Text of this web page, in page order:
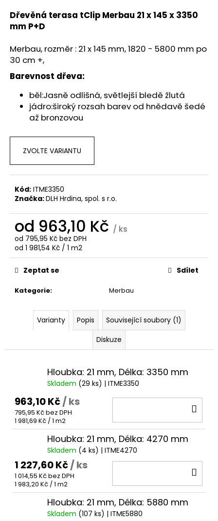
Dřevěná terasa tClip Merbau 21 x 145 x 3350
mm P+D
Merbau, rozměr : 21 x 145 mm, 1820 - 5800 mm po
30 cm +,
Barevnost dřeva:
běl:Jasně odlišná, světlejší bledě žlutá
jádro:široký rozsah barev od hnědavě šedé
až bronzovou
ZVOLTE VARIANTU
Kód: ITME3350
Značka:DLH Hrdina, spol. s r.o.
od 963,10 Kč / ks
od 795,95 Kč bez DPH
Měrná
cena:
od 1 981,54 Kč / 1 m2
Kategorie: Merbau
Zeptat se Sdílet
Varianty Popis
Související soubory (1)
Diskuze
Hloubka: 21 mm, Délka: 3350 mm
Skladem (29 ks) | ITME3350
963,10 Kč/ ks
795,95 Kč bez DPH
Měrná
cena:
1 981,69 Kč / 1 m2
Hloubka: 21 mm, Délka: 4270 mm
Skladem (4 ks) | ITME4270
1 227,60 Kč/ ks
1 014,55 Kč bez DPH
Měrná
cena:
1 983,20 Kč / 1 m2
Hloubka: 21 mm, Délka: 5880 mm
Skladem (107 ks) | ITME5880
a
j
t
?
o
p
o
u
e
e
HLADKÁ/HLADKÁ
517